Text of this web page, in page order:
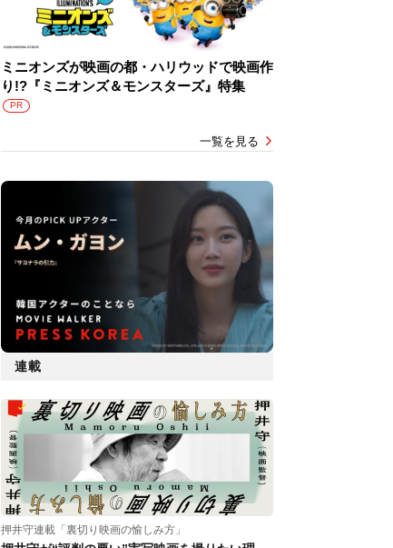
ミニオンズが映画の都・ハリウッドで映画作
り!?『ミニオンズ＆モンスターズ』特集
PR
一覧を見る
連載
押井守連載「裏切り映画の愉しみ方」